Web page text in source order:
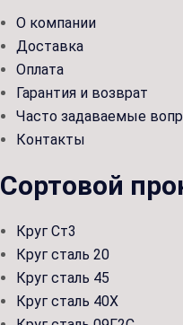
О компании
Доставка
Оплата
Гарантия и возврат
Часто задаваемые
Контакты
Сортовой
Круг Ст3
Круг сталь 20
Круг сталь 45
Круг сталь 40Х